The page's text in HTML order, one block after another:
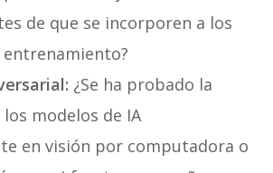
de que se incorporen a los
¿Se ha probado la
modelos de IA
en visión por computadora o